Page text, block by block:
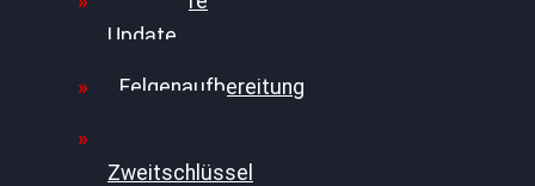
Update
Felgenaufbereitung
Zweitschlüssel